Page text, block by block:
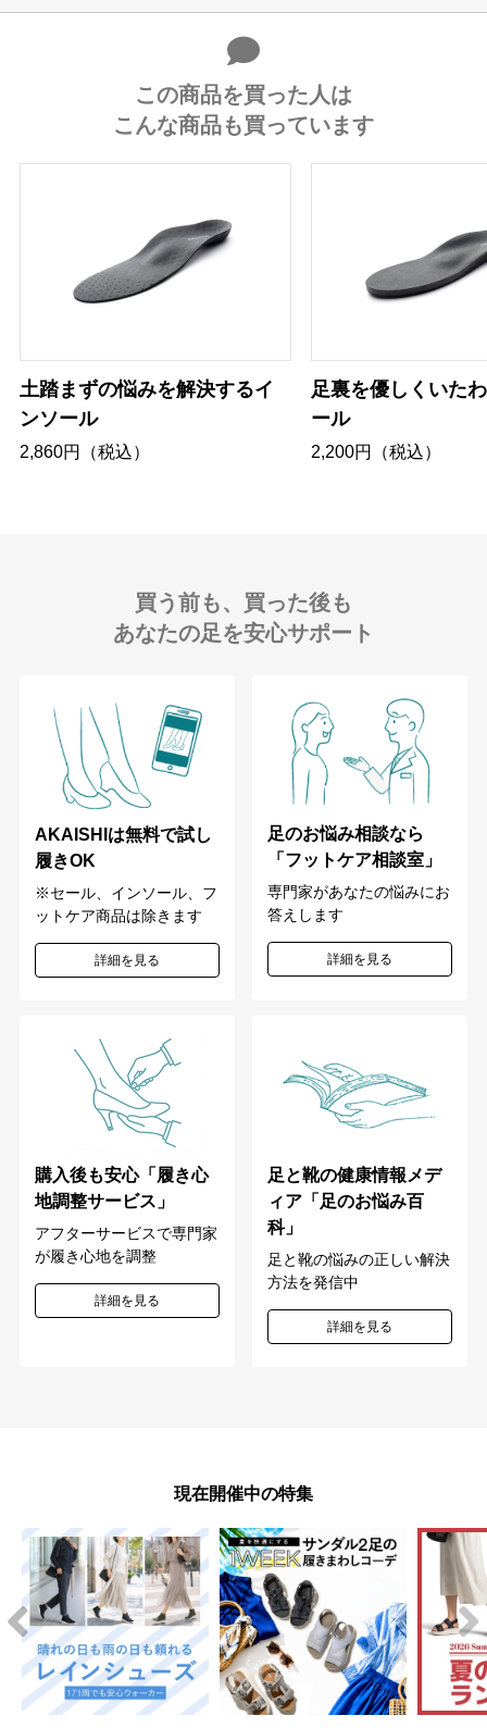
この商品を買った人は
こんな商品も買っています
土踏まずの悩みを解決するイ
ンソール
2,860円（税込）
足裏を優しくいた
ール
2,200円（税込）
買う前も、買った後も
あなたの足を安心サポート
AKAISHIは無料で試し
履きOK
※セール、インソール、フ
ットケア商品は除きます
詳細を見る
足のお悩み相談なら
「フットケア相談室」
専門家があなたの悩みにお
答えします
詳細を見る
購入後も安心「履き心
地調整サービス」
アフターサービスで専門家
が履き心地を調整
詳細を見る
足と靴の健康情報メデ
ィア「足のお悩み百
科」
足と靴の悩みの正しい解決
方法を発信中
詳細を見る
現在開催中の特集